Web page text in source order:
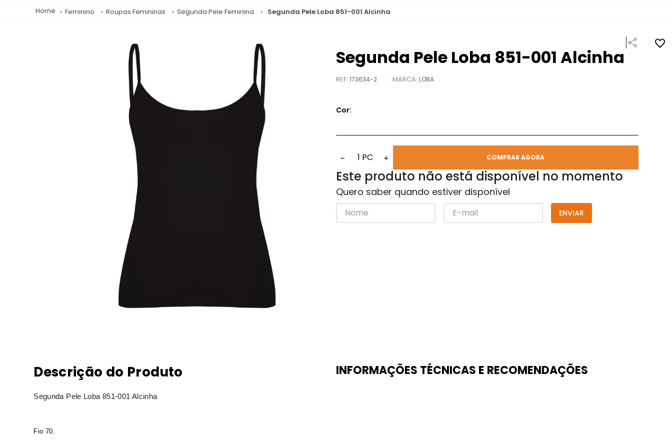
Feminino Roupas Femininas Segunda Pele Feminina Segunda Pele Loba 851-001 Alcinha
Segunda Pele Loba 851-001 Alcinha
REF: 173634-2 LOBA
Cor:
− 1 PC + COMPRAR AGORA
Este produto não está disponível no momento
Quero saber quando estiver disponível
ENVIAR
Descrição do Produto
Segunda Pele Loba 851-001 Alcinha
Fio 70.
INFORMAÇÕES TÉCNICAS E RECOMENDAÇÕES